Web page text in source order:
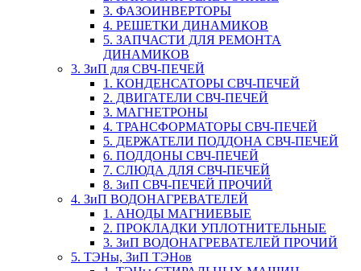
3. ФАЗОИНВЕРТОРЫ
4. РЕШЕТКИ ДИНАМИКОВ
5. ЗАПЧАСТИ ДЛЯ РЕМОНТА
ДИНАМИКОВ
3. ЗиП для СВЧ-ПЕЧЕЙ
1. КОНДЕНСАТОРЫ СВЧ-ПЕЧЕЙ
2. ДВИГАТЕЛИ СВЧ-ПЕЧЕЙ
3. МАГНЕТРОНЫ
4. ТРАНСФОРМАТОРЫ СВЧ-ПЕЧЕЙ
5. ДЕРЖАТЕЛИ ПОДДОНА СВЧ-ПЕЧЕЙ
6. ПОДДОНЫ СВЧ-ПЕЧЕЙ
7. СЛЮДА ДЛЯ СВЧ-ПЕЧЕЙ
8. ЗиП СВЧ-ПЕЧЕЙ ПРОЧИЙ
4. ЗиП ВОДОНАГРЕВАТЕЛЕЙ
1. АНОДЫ МАГНИЕВЫЕ
2. ПРОКЛАДКИ УПЛОТНИТЕЛЬНЫЕ
3. ЗиП ВОДОНАГРЕВАТЕЛЕЙ ПРОЧИЙ
5. ТЭНы, ЗиП ТЭНов